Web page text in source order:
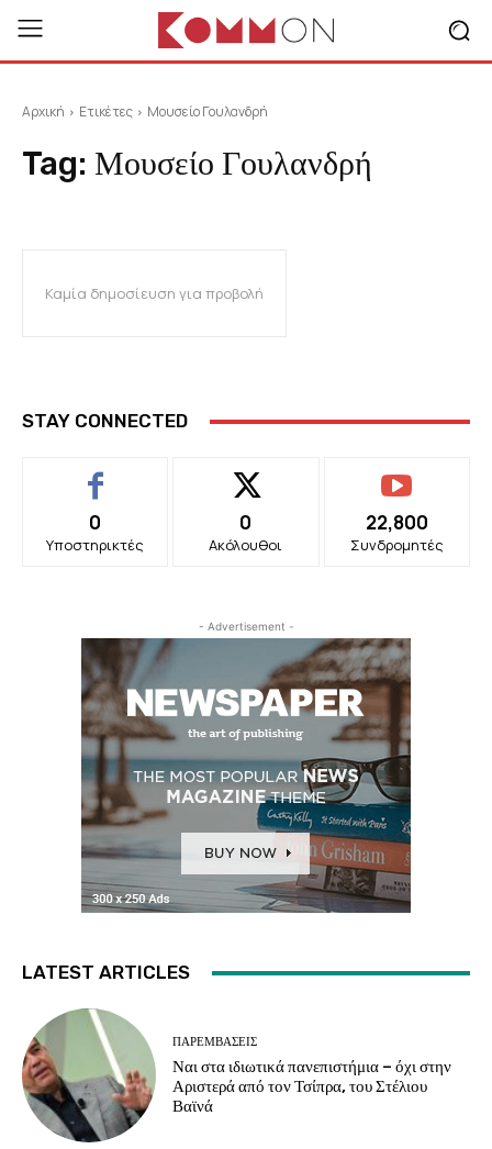
Αρχική Ετικέτες Μουσείο Γουλανδρή
Tag: Μουσείο Γουλανδρή
Καμία δημοσίευση για προβολή
STAY CONNECTED
0
Υποστηρικτές
0
Ακόλουθοι
22,800
Συνδρομητές
- Advertisement -
LATEST ARTICLES
ΠΑΡΕΜΒΑΣΕΙΣ
Ναι στα ιδιωτικά πανεπιστήμια – όχι στην
Αριστερά από τον Τσίπρα, του Στέλιου
Βαϊνά